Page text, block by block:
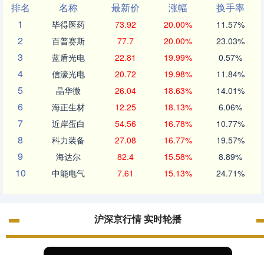
排名
名称 最新价 涨幅
换手率
1
毕得医药 73.92 20.00% 11.57%
2 百普赛斯 77.7 20.00% 23.03%
3 蓝盾光电 22.81 19.99% 0.57%
4 信濠光电 20.72 19.98% 11.84%
5 晶华微 26.04 18.63% 14.01%
6 海正生材 12.25 18.13% 6.06%
7 近岸蛋白 54.56 16.78% 10.77%
8 科力装备 27.08 16.77% 19.57%
9 海达尔 82.4 15.58% 8.89%
10 中能电气 7.61 15.13% 24.71%
沪深京行情 实时轮播